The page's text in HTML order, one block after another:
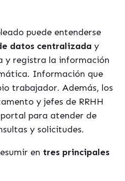
puede entenderse
datos centralizada y
y registra la información
Información que
trabajador. Además, los
y jefes de RRHH
para atender de
y solicitudes.
en tres principales